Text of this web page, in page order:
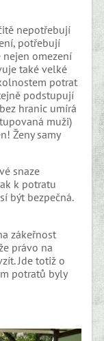
nepotřebují
potřebují
omezení
také velké
potrat
podstupují
hranic umírá
muži)
Ženy samy
snaze
k potratu
být bezpečná.
zákeřnost
právo na
Jde totiž o
potratů byly